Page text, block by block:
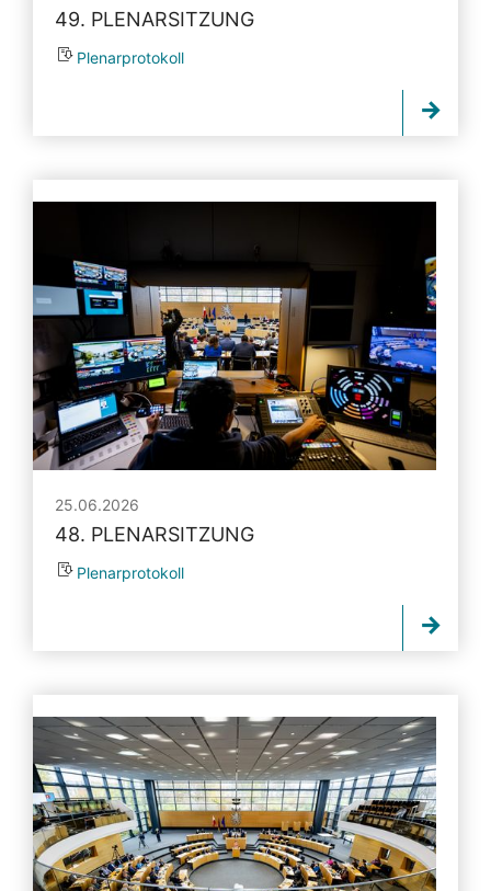
49. PLENARSITZUNG
Plenarprotokoll
25.06.2026
48. PLENARSITZUNG
Plenarprotokoll